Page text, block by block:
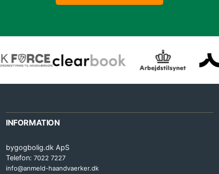
INFORMATION
bygogbolig.dk ApS
Telefon: 7022 7227
info@anmeld-haandvaerker.dk